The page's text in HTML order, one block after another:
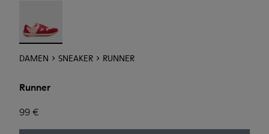
DAMEN SNEAKER RUNNER
Runner
99 €